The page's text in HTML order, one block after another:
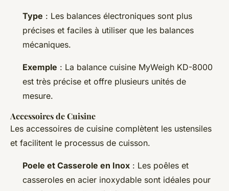
Type : Les balances électroniques sont plus
précises et faciles à utiliser que les balances
mécaniques.
Exemple : La balance cuisine MyWeigh KD-8000
est très précise et offre plusieurs unités de
mesure.
Accessoires de Cuisine
Les accessoires de cuisine complètent les ustensiles
et facilitent le processus de cuisson.
Poele et Casserole en Inox : Les poêles et
casseroles en acier inoxydable sont idéales pour